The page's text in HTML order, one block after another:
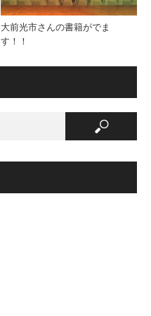
大前光市さんの書籍がでま
す！！